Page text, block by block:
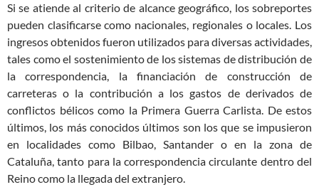
Si se atiende al criterio de alcance geográfico, los sobreportes
pueden clasificarse como nacionales, regionales o locales. Los
ingresos obtenidos fueron utilizados para diversas actividades,
tales como el sostenimiento de los sistemas de distribución de
la correspondencia, la financiación de construcción de
carreteras o la contribución a los gastos de derivados de
conflictos bélicos como la Primera Guerra Carlista. De estos
últimos, los más conocidos últimos son los que se impusieron
en localidades como Bilbao, Santander o en la zona de
Cataluña, tanto para la correspondencia circulante dentro del
Reino como la llegada del extranjero.